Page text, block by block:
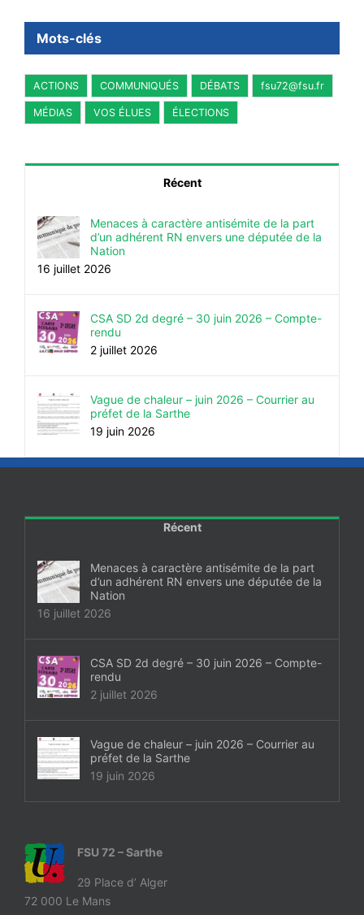
Mots-clés
ACTIONS COMMUNIQUÉS DÉBATS fsu72@fsu.fr
MÉDIAS VOS ÉLUES ÉLECTIONS
Récent
Menaces à caractère antisémite de la part
d’un adhérent RN envers une députée de la
Nation
16 juillet 2026
CSA SD 2d degré – 30 juin 2026 – Compte-
rendu
2 juillet 2026
Vague de chaleur – juin 2026 – Courrier au
préfet de la Sarthe
19 juin 2026
Récent
Menaces à caractère antisémite de la part
d’un adhérent RN envers une députée de la
Nation
16 juillet 2026
CSA SD 2d degré – 30 juin 2026 – Compte-
rendu
2 juillet 2026
Vague de chaleur – juin 2026 – Courrier au
préfet de la Sarthe
19 juin 2026
FSU 72 – Sarthe
29 Place d’ Alger
72 000 Le Mans